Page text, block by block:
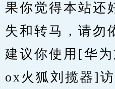
果你觉得本站还
失和转马，请勿
建议你使用[华
ox火狐刘揽器]